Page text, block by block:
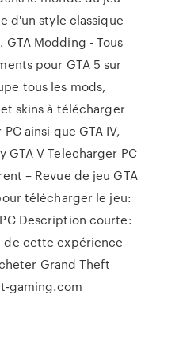
d'un style classique
Modding - Tous
pour GTA 5 sur
tous les mods,
skins à télécharger
ainsi que GTA IV,
GTA V Telecharger PC
– Revue de jeu GTA
télécharger le jeu:
Description courte:
de cette expérience
Grand Theft
gaming.com